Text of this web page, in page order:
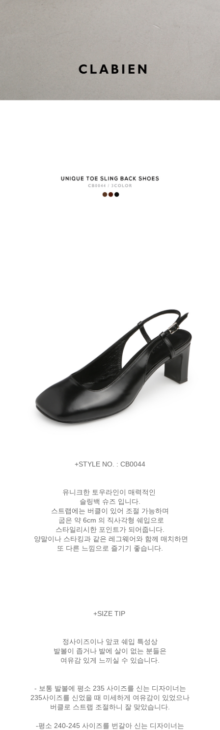
+STYLE NO. : CB0044
유니크한 토우라인이 매력적인
슬링백 슈즈 입니다.
스트랩에는 버클이 있어 조절 가능하며
굽은 약 6cm 의 직사각형 쉐입으로
스타일리시한 포인트가 되어줍니다.
양말이나 스타킹과 같은 레그웨어와 함께 매치하면
또 다른 느낌으로 즐기기 좋습니다.
+SIZE TIP
정사이즈이나 앞코 쉐입 특성상
발볼이 좁거나 발에 살이 없는 분들은
여유감 있게 느끼실 수 있습니다.
- 보통 발볼에 평소 235 사이즈를 신는 디자이너는
235사이즈를 신었을 때 미세하게 여유감이 있었으나
버클로 스트랩 조절하니 잘 맞았습니다.
-평소 240-245 사이즈를 번갈아 신는 디자이너는